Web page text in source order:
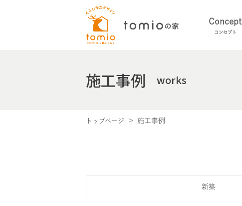
Concept
コンセプト
施工事例 works
トップページ 施工事例
新築